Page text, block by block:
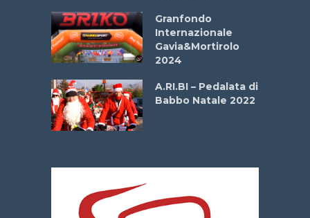
Granfondo
Internazionale
Gavia&Mortirolo
2024
A.RI.BI – Pedalata di
Babbo Natale 2022